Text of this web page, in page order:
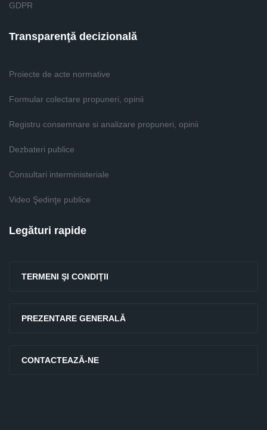
GDPR
Transparenţă decizională
Proiecte de acte normative
Formular colectare propuneri, opinii
Registru consemnare si analizare propuneri, opinii
Dezbateri publice
Consultari interministeriale
Video Şedinţe publice
Legături rapide
TERMENI ŞI CONDIŢII
PREZENTARE GENERALĂ
CONTACTEAZĂ-NE